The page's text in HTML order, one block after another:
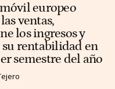
europeo
ventas,
los ingresos y
su rentabilidad en
semestre del año